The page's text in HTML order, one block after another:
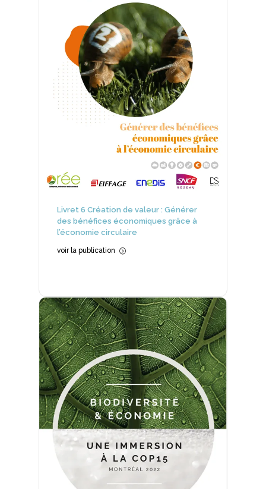
Livret 6 Création de valeur : Générer
des bénéfices économiques grâce à
l’économie circulaire
voir la publication =